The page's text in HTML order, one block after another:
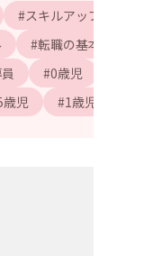
#スキルアップ
#転職の基本
#0歳児
歳児 #1歳児